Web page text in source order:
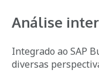
Análise
Integrado ao SAP
diversas